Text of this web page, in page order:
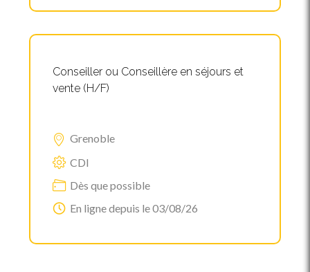
Conseiller ou Conseillère en séjours et
vente (H/F)
Grenoble
CDI
Dès que possible
En ligne depuis le 03/08/26